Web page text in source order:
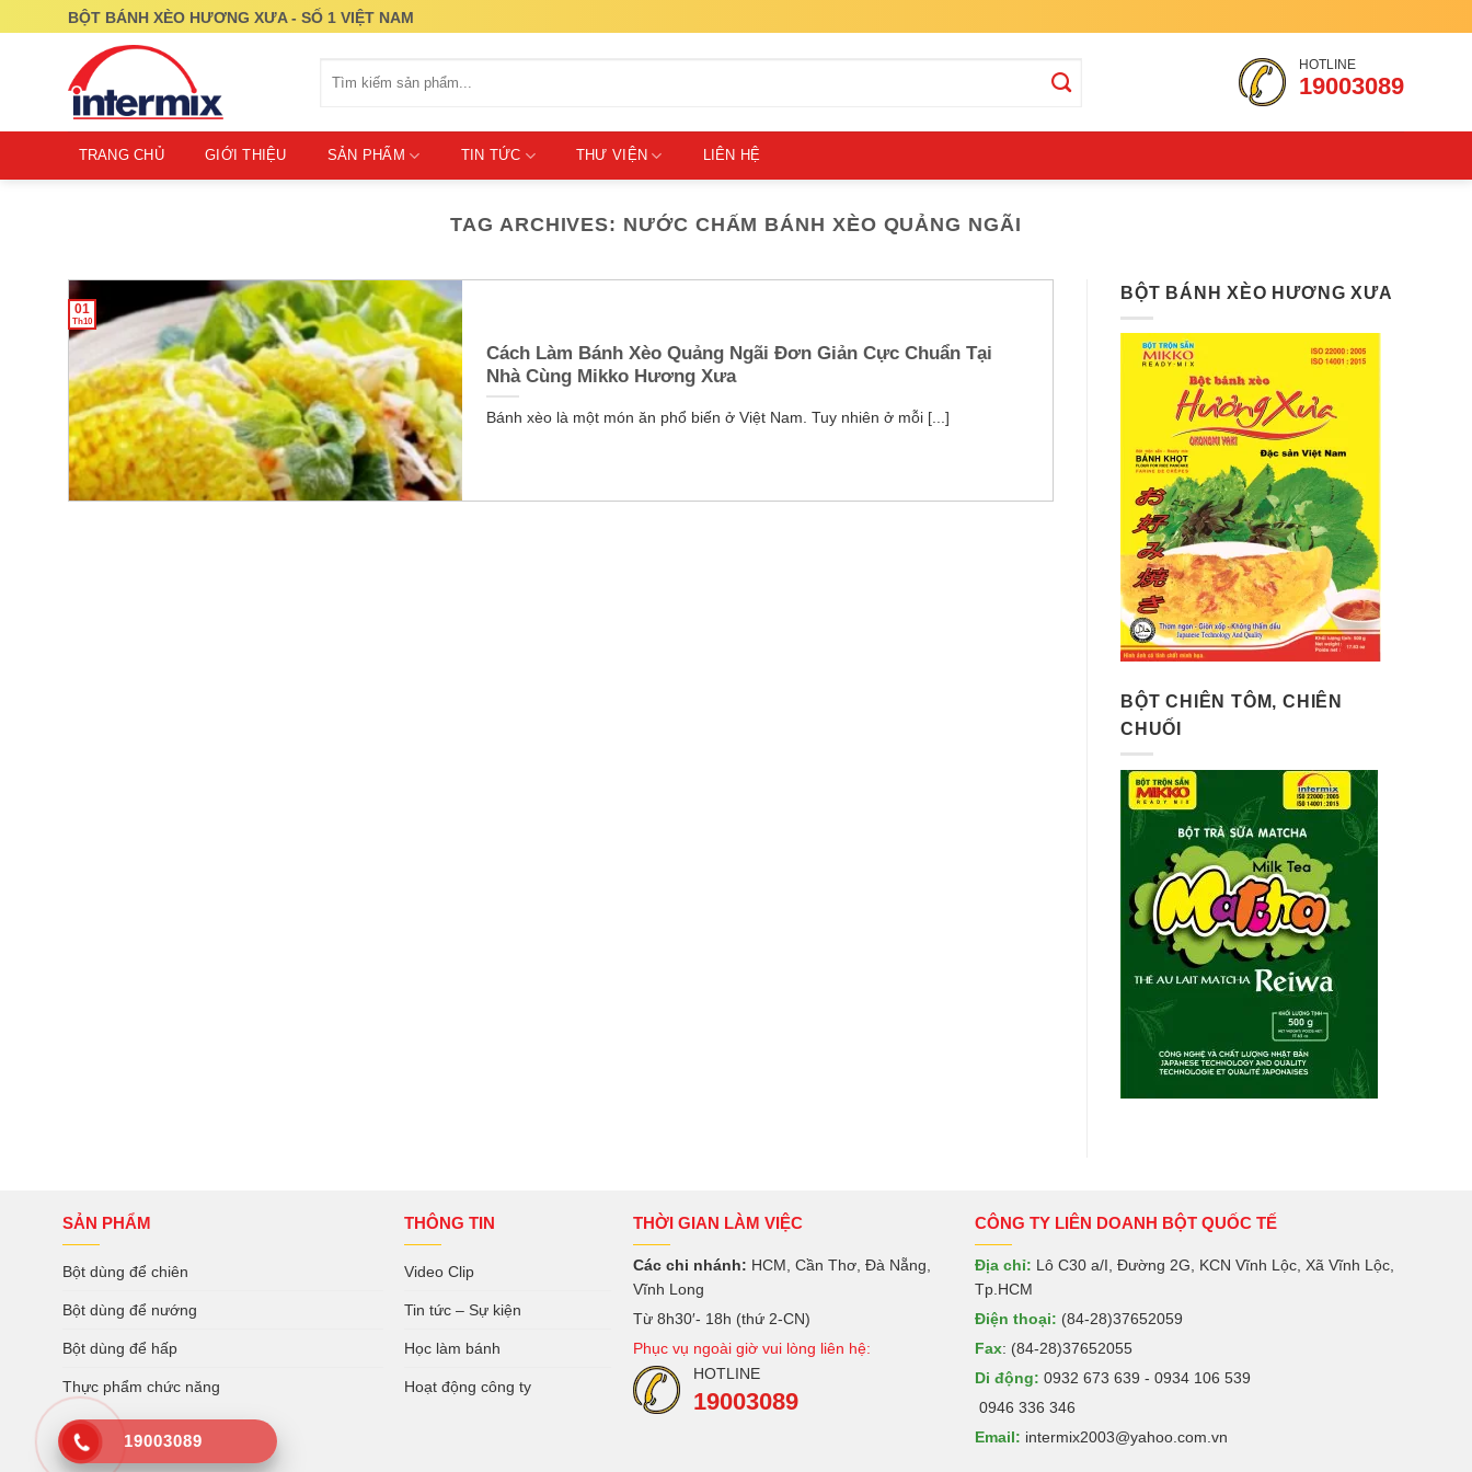
BỘT BÁNH XÈO HƯƠNG XƯA - SỐ 1 VIỆT NAM
kiếm:
HOTLINE
19003089
TRANG CHỦ GIỚI THIỆU SẢN PHẨM TIN TỨC THƯ VIỆN LIÊN HỆ
TAG ARCHIVES: NƯỚC CHẤM BÁNH XÈO QUẢNG NGÃI
Cách Làm Bánh Xèo Quảng Ngãi Đơn Giản Cực Chuẩn Tại
Nhà Cùng Mikko Hương Xưa
Bánh xèo là một món ăn phổ biến ở Việt Nam. Tuy nhiên ở mỗi [...]
01
Th10
BỘT BÁNH XÈO HƯƠNG XƯA
BỘT CHIÊN TÔM, CHIÊN
CHUỐI
SẢN PHẨM
Bột dùng để chiên
Bột dùng để nướng
Bột dùng để hấp
Thực phẩm chức năng
THÔNG TIN
Video Clip
Tin tức – Sự kiện
Học làm bánh
Hoạt động công ty
THỜI GIAN LÀM VIỆC
Các chi nhánh: HCM, Cần Thơ, Đà Nẵng,
Vĩnh Long
Từ 8h30′- 18h (thứ 2-CN)
Phục vụ ngoài giờ vui lòng liên hệ:
HOTLINE
19003089
CÔNG TY LIÊN DOANH BỘT QUỐC TẾ
Địa chỉ: Lô C30 a/I, Đường 2G, KCN Vĩnh Lộc, Xã Vĩnh Lộc,
Tp.HCM
Điện thoại: (84-28)37652059
Fax: (84-28)37652055
Di động: 0932 673 639 - 0934 106 539
0946 336 346
Email: intermix2003@yahoo.com.vn
19003089